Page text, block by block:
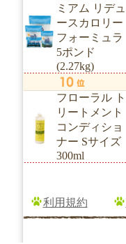
ミアム リデュ
ースカロリー
フォーミュラ
5ポンド
(2.27kg)
フローラル ト
リートメント
コンディショ
ナー Sサイズ
300ml
利用規約